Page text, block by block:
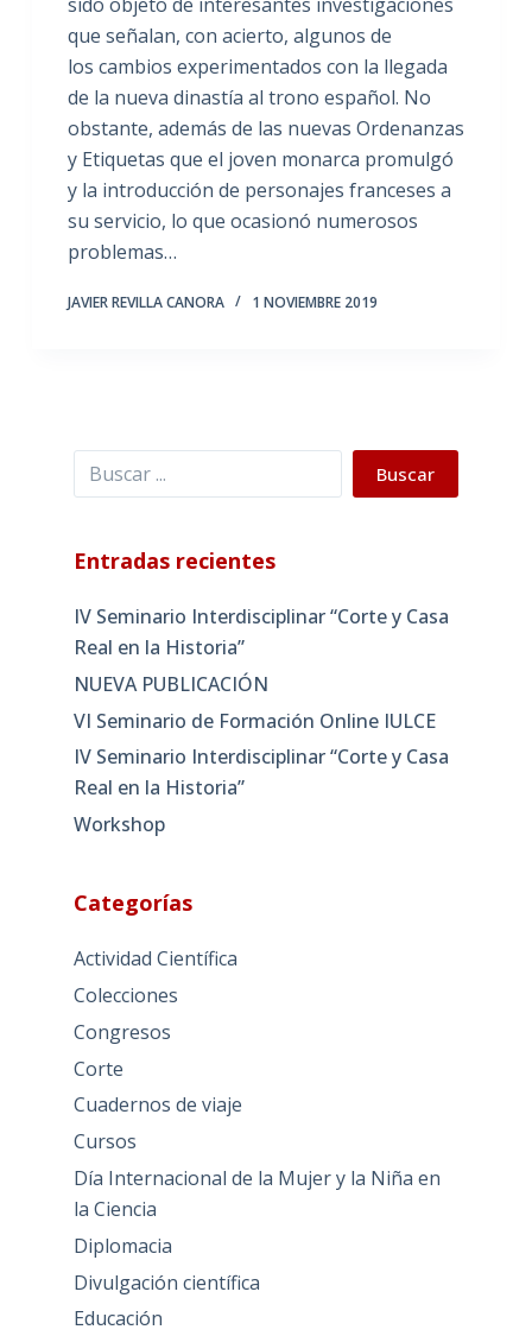
que señalan, con acierto, algunos de
los cambios experimentados con la llegada
de la nueva dinastía al trono español. No
obstante, además de las nuevas Ordenanzas
y Etiquetas que el joven monarca promulgó
y la introducción de personajes franceses a
su servicio, lo que ocasionó numerosos
problemas…
JAVIER REVILLA CANORA 1 NOVIEMBRE 2019
Buscar Buscar
Entradas recientes
IV Seminario Interdisciplinar “Corte y Casa
Real en la Historia”
NUEVA PUBLICACIÓN
VI Seminario de Formación Online IULCE
IV Seminario Interdisciplinar “Corte y Casa
Real en la Historia”
Workshop
Categorías
Actividad Científica
Colecciones
Congresos
Corte
Cuadernos de viaje
Cursos
Día Internacional de la Mujer y la Niña en
la Ciencia
Diplomacia
Divulgación científica
Educación